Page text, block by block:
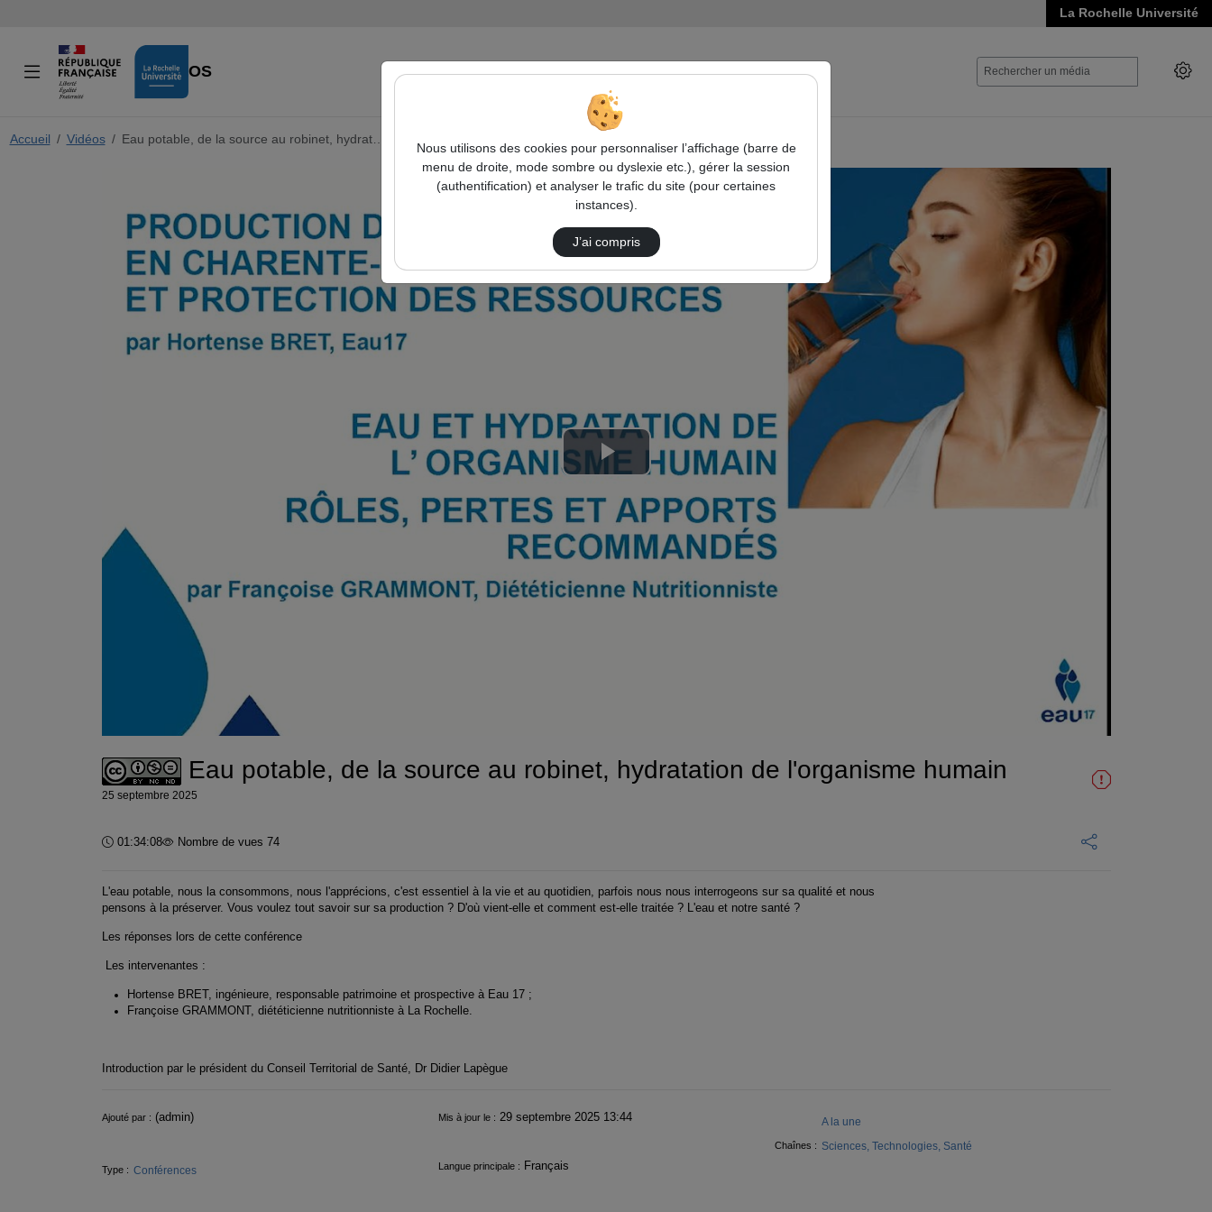
La Rochelle Université
VIDÉOS
Accueil Vidéos Eau potable, de la source au robinet, hydrat…
Lire
la
vidéo
Eau potable, de la source au robinet, hydratation de l'organisme humain
25 septembre 2025
Durée :
01:34:08 Nombre de vues 74
L'eau potable, nous la consommons, nous l'apprécions, c'est essentiel à la vie et au quotidien, parfois nous nous interrogeons sur sa qualité et nous
pensons à la préserver. Vous voulez tout savoir sur sa production ? D'où vient-elle et comment est-elle traitée ? L'eau et notre santé ?
Les réponses lors de cette conférence
Les intervenantes :
Hortense BRET, ingénieure, responsable patrimoine et prospective à Eau 17 ;
Françoise GRAMMONT, diététicienne nutritionniste à La Rochelle.
Introduction par le président du Conseil Territorial de Santé, Dr Didier Lapègue
Informations
Ajouté par : (admin) Mis à jour le : 29 septembre 2025 13:44
Chaînes :
A la une
Sciences, Technologies, Santé
Type : Conférences Langue principale : Français
Nous utilisons des cookies pour personnaliser l’affichage (barre de
menu de droite, mode sombre ou dyslexie etc.), gérer la session
(authentification) et analyser le trafic du site (pour certaines
instances).
J’ai compris